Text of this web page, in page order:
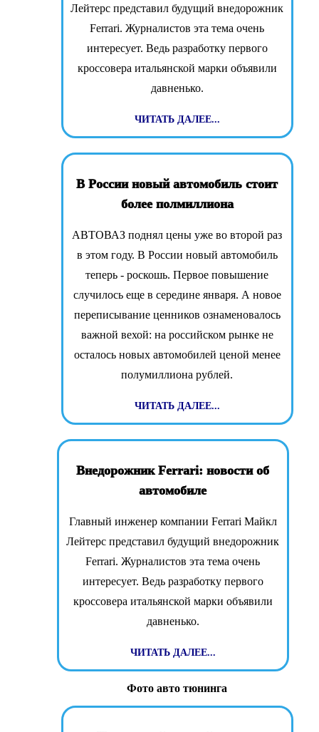
Лейтерс представил будущий внедорожник
Ferrari. Журналистов эта тема очень
интересует. Ведь разработку первого
кроссовера итальянской марки объявили
давненько.
ЧИТАТЬ ДАЛЕЕ...
В России новый автомобиль стоит
более полмиллиона
АВТОВАЗ поднял цены уже во второй раз
в этом году. В России новый автомобиль
теперь - роскошь. Первое повышение
случилось еще в середине января. А новое
переписывание ценников ознаменовалось
важной вехой: на российском рынке не
осталось новых автомобилей ценой менее
полумиллиона рублей.
ЧИТАТЬ ДАЛЕЕ...
Внедорожник Ferrari: новости об
автомобиле
Главный инженер компании Ferrari Майкл
Лейтерс представил будущий внедорожник
Ferrari. Журналистов эта тема очень
интересует. Ведь разработку первого
кроссовера итальянской марки объявили
давненько.
ЧИТАТЬ ДАЛЕЕ...
Фото авто тюнинга